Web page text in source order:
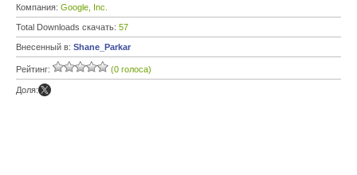
Компания: Google, Inc.
Total Downloads скачать: 57
Внесенный в: Shane_Parkar
Рейтинг: (0 голоса)
Доля: